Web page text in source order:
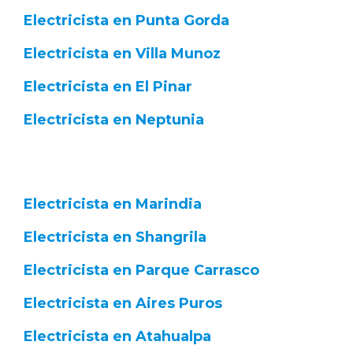
Electricista en Punta Gorda
Electricista en Villa Munoz
Electricista en El Pinar
Electricista en Neptunia
Electricista en Marindia
Electricista en Shangrila
Electricista en Parque Carrasco
Electricista en Aires Puros
Electricista en Atahualpa